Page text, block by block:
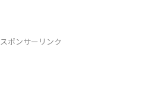
スポンサーリンク